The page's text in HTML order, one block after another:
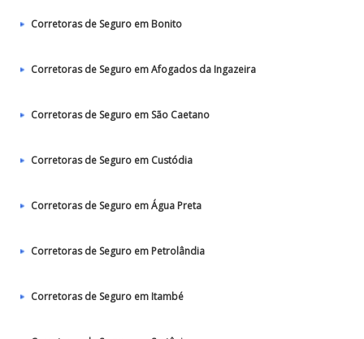
Corretoras de Seguro em Bonito
Corretoras de Seguro em Afogados da Ingazeira
Corretoras de Seguro em São Caetano
Corretoras de Seguro em Custódia
Corretoras de Seguro em Água Preta
Corretoras de Seguro em Petrolândia
Corretoras de Seguro em Itambé